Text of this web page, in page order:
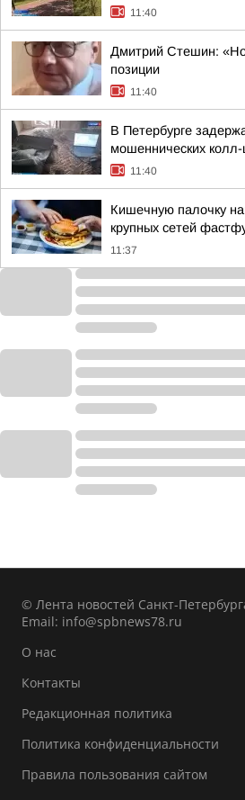
11:40
Дмитрий Стешин:
позиции
11:40
В Петербурге
мошеннических колл-
11:40
Кишечную палочку
крупных сетей
11:37
© Лента новостей Санкт-
Email: info@spbnews78.ru
О нас
Контакты
Редакционная политика
Политика конфиденциальности
Правила пользования сайтом